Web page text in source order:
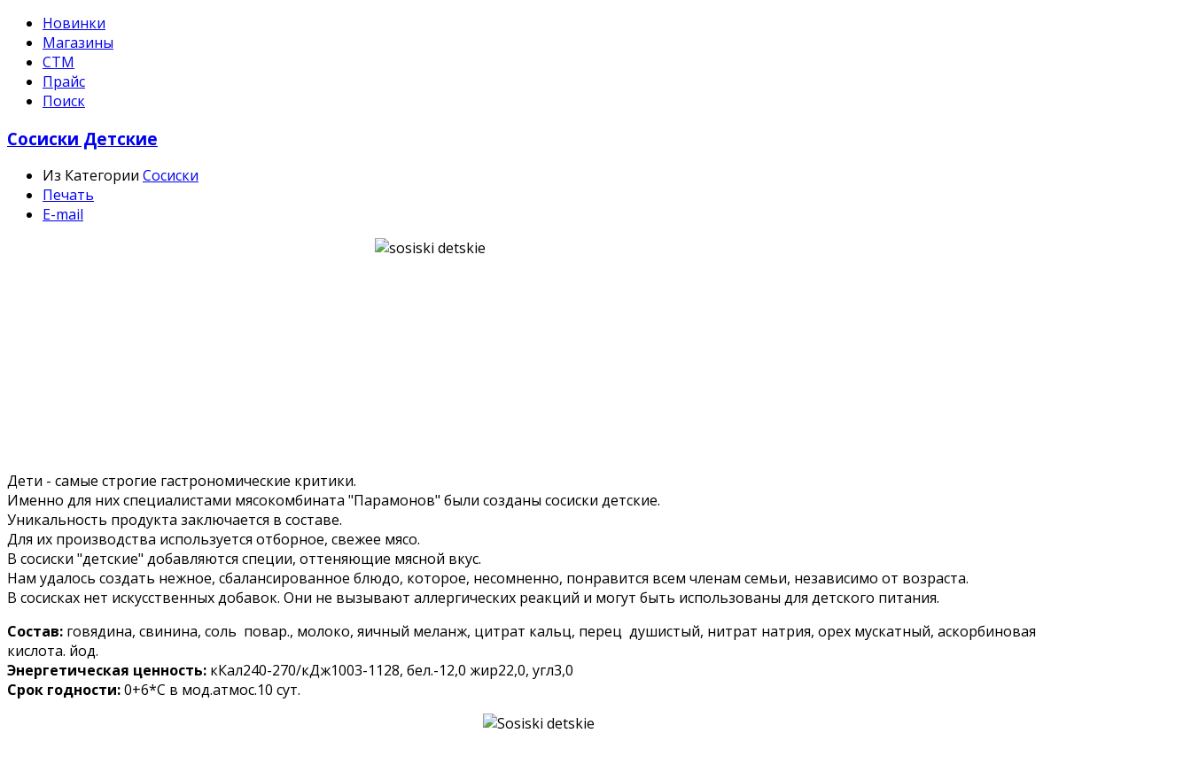
Новинки
Магазины
СТМ
Прайс
Поиск
Сосиски Детские
Из Категории Сосиски
Печать
E-mail
Дети - самые строгие гастрономические критики.
Именно для них специалистами мясокомбината "Парамонов" были созданы сосиски детские.
Уникальность продукта заключается в составе.
Для их производства используется отборное, свежее мясо.
В сосиски "детские" добавляются специи, оттеняющие мясной вкус.
Нам удалось создать нежное, сбалансированное блюдо, которое, несомненно, понравится всем членам семьи, независимо от возраста.
В сосисках нет искусственных добавок. Они не вызывают аллергических реакций и могут быть использованы для детского питания.
Состав: говядина, свинина, соль повар., молоко, яичный меланж, цитрат кальц, перец душистый, нитрат натрия, орех мускатный, аскорбиновая
кислота. йод.
Энергетическая ценность: кКал240-270/кДж1003-1128, бел.-12,0 жир22,0, угл3,0
Срок годности:0+6*С в мод.атмос.10 сут.